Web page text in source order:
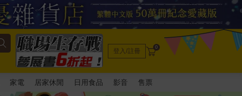
登入/註冊 0
家電 居家休閒 日用食品 影音 售票